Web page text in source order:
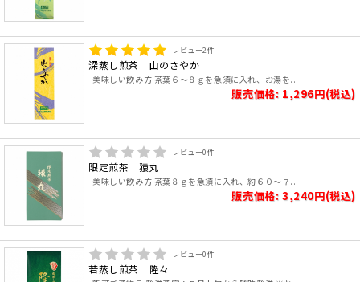
レビュー2件
深蒸し煎茶 山のさやか
美味しい飲み方 茶葉６～８ｇを急須に入れ、お湯を..
販売価格: 1,296円(税込)
レビュー0件
限定煎茶 猿丸
美味しい飲み方 茶葉８ｇを急須に入れ、約６０～７..
販売価格: 3,240円(税込)
レビュー0件
若蒸し煎茶 隆々